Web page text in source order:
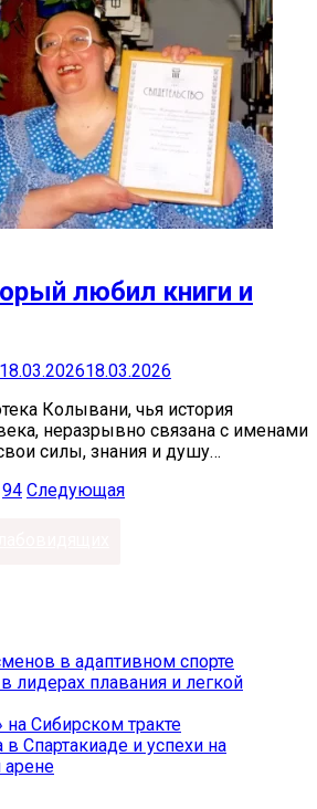
любил книги и
18.03.202618.03.2026
Колывани, чья история
неразрывно связана с именами
силы, знания и душу…
94 Следующая
в адаптивном спорте
лидерах плавания и легкой
на Сибирском тракте
Спартакиаде и успехи на
арене